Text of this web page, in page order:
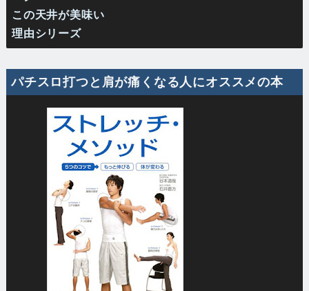
この天井が美味い
理由シリーズ
パチスロ打つと肩が痛くなる人にオススメの本